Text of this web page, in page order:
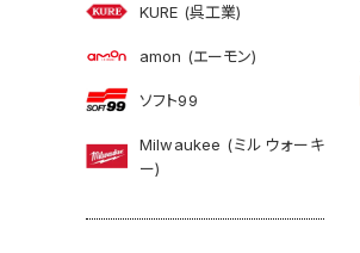
KURE (呉工業)
amon (エーモン)
ソフト99
Milwaukee (ミルウォーキ
ー)